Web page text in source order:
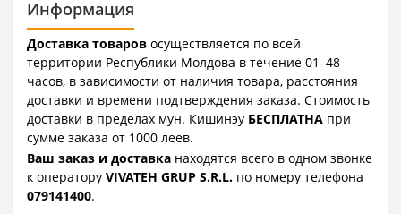
Информация
Доставка товаров осуществляется по всей
территории Республики Молдова в течение 01–48
часов, в зависимости от наличия товара, расстояния
доставки и времени подтверждения заказа. Стоимость
доставки в пределах мун. Кишинэу БЕСПЛАТНА при
сумме заказа от 1000 леев.
Ваш заказ и доставка находятся всего в одном звонке
к оператору VIVATEH GRUP S.R.L. по номеру телефона
079141400.